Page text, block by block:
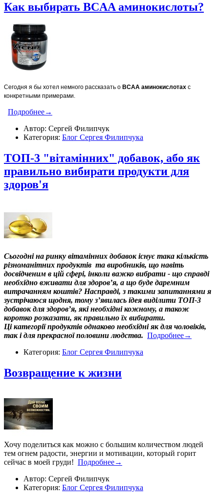
Как выбирать BCAA аминокислоты?
Сегодня я бы хотел немного рассказать о BCAA аминокислотах с
конкретными примерами.
Подробнее→
Автор: Сергей Филипчук
Категория: Блог Сергея Филипчука
ТОП-3 "вітамінних" добавок, або як
правильно вибирати продукти для
здоров'я
Сьогодні на ринку вітамінних добавок існує така кількість
різноманітних продуктів та виробників, що навіть
досвідченим в цій сфері, інколи важко вибрати - що справді
необхідно вживати для здоров’я, а що буде даремним
витрачанням коштів? Насправді, з такими запитаннями я
зустрічаюся щодня, тому з’явилась ідея виділити ТОП-3
добавок для здоров’я, які необхідні кожному, а також
коротко розказати, як правильно їх вибирати.
Ці категорії продуктів однаково необхідні як для чоловіків,
так і для прекрасної половини людства. Подробнее→
Категория: Блог Сергея Филипчука
​Возвращение к жизни
Хочу поделиться как можно с большим количеством людей
тем огнем радости, энергии и мотивации, который горит
сейчас в моей груди! Подробнее→
Автор: Сергей Филипчук
Категория: Блог Сергея Филипчука